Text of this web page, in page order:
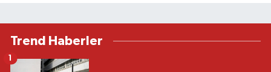
Trend Haberler
1